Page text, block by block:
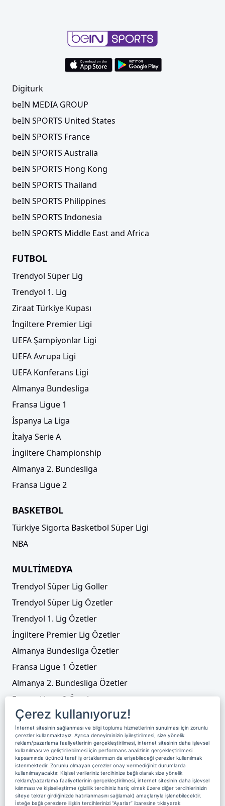
Digiturk
beIN MEDIA GROUP
beIN SPORTS United States
beIN SPORTS France
beIN SPORTS Australia
beIN SPORTS Hong Kong
beIN SPORTS Thailand
beIN SPORTS Philippines
beIN SPORTS Indonesia
beIN SPORTS Middle East and Africa
FUTBOL
Trendyol Süper Lig
Trendyol 1. Lig
Ziraat Türkiye Kupası
İngiltere Premier Ligi
UEFA Şampiyonlar Ligi
UEFA Avrupa Ligi
UEFA Konferans Ligi
Almanya Bundesliga
Fransa Ligue 1
İspanya La Liga
İtalya Serie A
İngiltere Championship
Almanya 2. Bundesliga
Fransa Ligue 2
BASKETBOL
Türkiye Sigorta Basketbol Süper Ligi
NBA
MULTİMEDYA
Trendyol Süper Lig Goller
Trendyol Süper Lig Özetler
Trendyol 1. Lig Özetler
İngiltere Premier Lig Özetler
Almanya Bundesliga Özetler
Fransa Ligue 1 Özetler
Almanya 2. Bundesliga Özetler
Fransa Ligue 2 Özetler
Tenis
Video Liste
Foto Galeriler
Üyelik Yayın Akışı Reklam
Site Sözleşmesi
Künye ve İletişim
Çerez Politikası
Çerez kullanıyoruz!
İnternet sitesinin sağlanması ve bilgi toplumu hizmetlerinin sunulması için zorunlu
çerezler kullanmaktayız. Ayrıca deneyiminizin iyileştirilmesi, size yönelik
reklam/pazarlama faaliyetlerinin gerçekleştirilmesi, internet sitesinin daha işlevsel
kullanılması ve geliştirilebilmesi için performans analizinin gerçekleştirilmesi
kapsamında üçüncü taraf iş ortaklarımızın da erişebileceği çerezler kullanılmak
istenmektedir. Zorunlu olmayan çerezler onay vermediğiniz durumlarda
kullanılmayacaktır. Kişisel verileriniz tercihinize bağlı olarak size yönelik
reklam/pazarlama faaliyetlerinin gerçekleştirilmesi, internet sitesinin daha işlevsel
kılınması ve kişiselleştirme (gizlilik tercihiniz hariç olmak üzere diğer tercihlerinizin
siteye tekrar girdiğinizde hatırlanmasını sağlamak) amaçlarıyla işlenebilecektir.
İsteğe bağlı çerezlere ilişkin tercihlerinizi “Ayarlar” ibaresine tıklayarak